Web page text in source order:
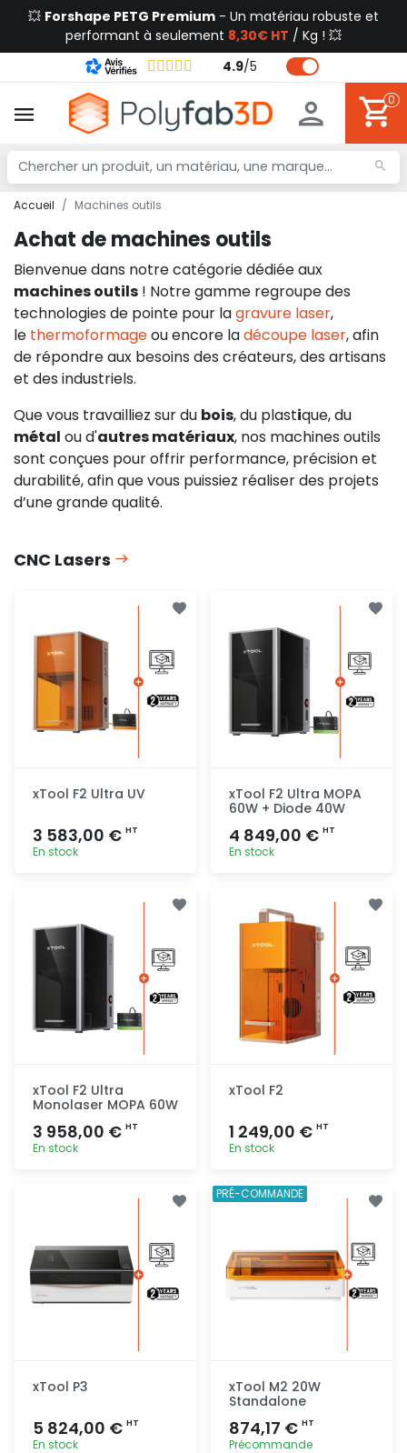
💥 Forshape PETG Premium - Un matériau robuste et
performant à seulement 8,30€ HT / Kg ! 💥
4.9/5
0
Accueil Machines outils
Achat de machines outils
Bienvenue dans notre catégorie dédiée aux
machines outils ! Notre gamme regroupe des
technologies de pointe pour lagravure laser,
le thermoformageou encore ladécoupe laser, afin
de répondre aux besoins des créateurs, des artisans
et des industriels.
Que vous travailliez sur du bois, du plastique, du
métal ou d'autres matériaux, nos machines outils
sont conçues pour offrir performance, précision et
durabilité, afin que vous puissiez réaliser des projets
d’une grande qualité.
CNC Lasers
xTool F2 Ultra UV
3 583,00 € HT
En stock
xTool F2 Ultra MOPA
60W + Diode 40W
4 849,00 € HT
En stock
xTool F2 Ultra
Monolaser MOPA 60W
3 958,00 € HT
En stock
xTool F2
1 249,00 € HT
En stock
rapide
xTool P3
5 824,00 € HT
En stock
xTool M2 20W
Standalone
874,17 € HT
Précommande
PRÉ-COMMANDE